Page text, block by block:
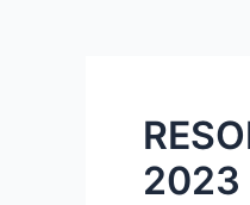
2023